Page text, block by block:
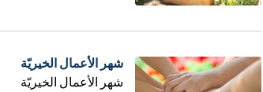
شهر الأعمال الخيريّة
شهر الأعمال الخيريّة